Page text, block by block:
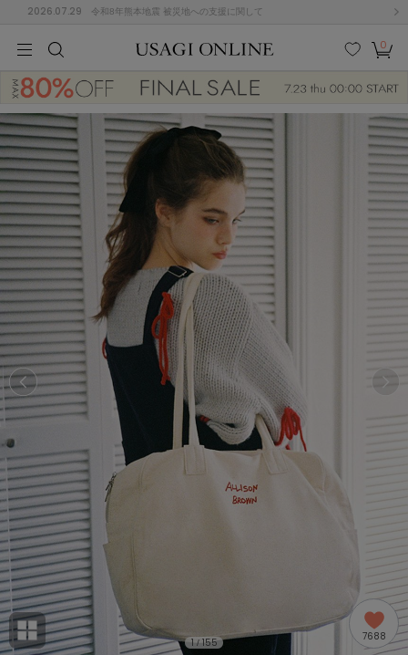
2026.07.29 令和8年熊本地震 被災地への支援に関して
に入
ト
0
(684)
(2929)
ス/ドレス (1145)
(546)
ームウェア (535)
(121)
(1996)
リー (663)
ョン雑貨 (858)
B C
I J M N
P Q T U
W X Y Z
その
他
ACYM
アシーム
adidas
adidas by Stella McCartney
アディダス バイ ステラマッカートニー
ALLISON BROWN
アリソンブラウン
amabro
アマブロ
Ame no chi Hare
アメノチハレ
1 / 155 7688